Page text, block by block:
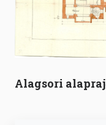
Alagsori